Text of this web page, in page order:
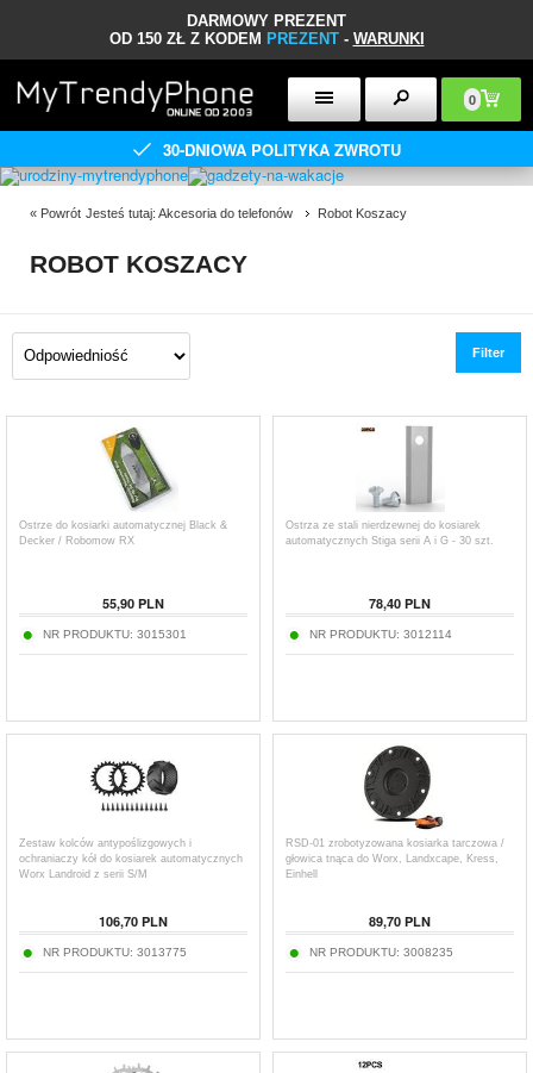
DARMOWY PREZENT
OD 150 ZŁ Z KODEM PREZENT- WARUNKI
0
30-DNIOWA POLITYKA ZWROTU
« Powrót Jesteś tutaj: Akcesoria do telefonów Robot Koszacy
ROBOT KOSZACY
Filter
Ostrze do kosiarki automatycznej Black &
Decker / Robomow RX
55,90 PLN
NR PRODUKTU: 3015301
Ostrza ze stali nierdzewnej do kosiarek
automatycznych Stiga serii A i G - 30 szt.
78,40 PLN
NR PRODUKTU: 3012114
Zestaw kolców antypoślizgowych i
ochraniaczy kół do kosiarek automatycznych
Worx Landroid z serii S/M
106,70 PLN
NR PRODUKTU: 3013775
RSD-01 zrobotyzowana kosiarka tarczowa /
głowica tnąca do Worx, Landxcape, Kress,
Einhell
89,70 PLN
NR PRODUKTU: 3008235